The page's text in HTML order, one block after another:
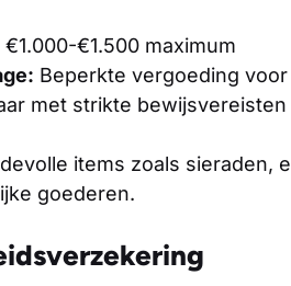
€1.000-€1.500 maximum
Beperkte vergoeding
met strikte bewijsvereisten
items zoals sieraden,
goederen.